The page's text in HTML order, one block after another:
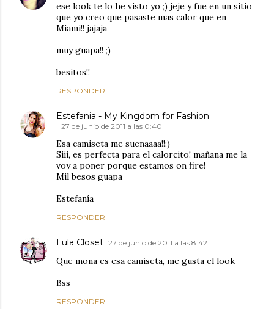
ese look te lo he visto yo ;) jeje y fue en un sitio
que yo creo que pasaste mas calor que en
Miami!! jajaja
muy guapa!! ;)
besitos!!
RESPONDER
Estefania - My Kingdom for Fashion
27 de junio de 2011 a las 0:40
Esa camiseta me suenaaaa!!:)
Siii, es perfecta para el calorcito! mañana me la
voy a poner porque estamos on fire!
Mil besos guapa
Estefanía
RESPONDER
Lula Closet 27 de junio de 2011 a las 8:42
Que mona es esa camiseta, me gusta el look
Bss
RESPONDER